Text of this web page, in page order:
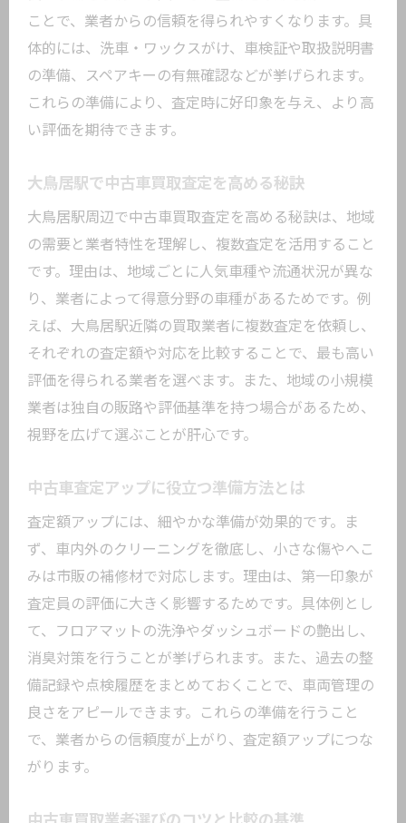
査定を依頼する前に確認したい買取相場の基
礎知識
中古車買取査定前に知るべき相場の見方
中古車査定相場の変動要因と市場動向
一括査定でわかる中古車買取相場の特徴
愛車の中古車査定目安を正しく把握する
方法
中古車買取で損しない業者選びのポイントを
解説
中古車買取で損しない業者選択の基準と
は
信頼できる中古車買取業者の見分け方
中古車査定で業者比較を徹底する方法
中古車買取の口コミや評判を活用するコ
安心して依頼できる中古車買取サービス
選び
一括査定サービス利用時のメリットと注意事
項
中古車査定一括見積もり活用時の注意点
一括査定サービスで査定額向上を目指す
方法
ことで、業者からの信頼を得られやすくなります。具
体的には、洗車・ワックスがけ、車検証や取扱説明書
の準備、スペアキーの有無確認などが挙げられます。
これらの準備により、査定時に好印象を与え、より高
い評価を期待できます。
大鳥居駅で中古車買取査定を高める秘訣
大鳥居駅周辺で中古車買取査定を高める秘訣は、地域
の需要と業者特性を理解し、複数査定を活用すること
です。理由は、地域ごとに人気車種や流通状況が異な
り、業者によって得意分野の車種があるためです。例
えば、大鳥居駅近隣の買取業者に複数査定を依頼し、
それぞれの査定額や対応を比較することで、最も高い
評価を得られる業者を選べます。また、地域の小規模
業者は独自の販路や評価基準を持つ場合があるため、
視野を広げて選ぶことが肝心です。
中古車査定アップに役立つ準備方法とは
査定額アップには、細やかな準備が効果的です。ま
ず、車内外のクリーニングを徹底し、小さな傷やへこ
みは市販の補修材で対応します。理由は、第一印象が
査定員の評価に大きく影響するためです。具体例とし
て、フロアマットの洗浄やダッシュボードの艶出し、
消臭対策を行うことが挙げられます。また、過去の整
備記録や点検履歴をまとめておくことで、車両管理の
良さをアピールできます。これらの準備を行うこと
で、業者からの信頼度が上がり、査定額アップにつな
がります。